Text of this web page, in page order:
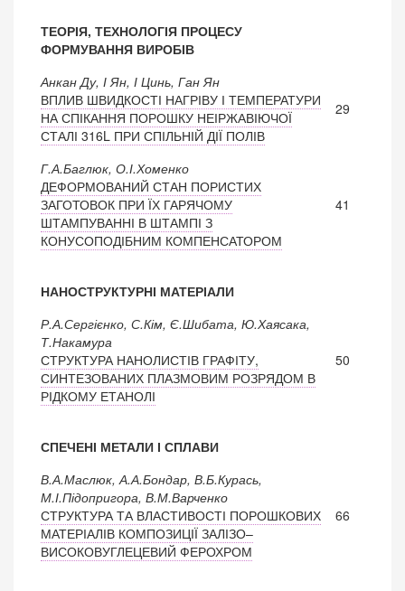
ТЕОРІЯ, ТЕХНОЛОГІЯ ПРОЦЕСУ
ФОРМУВАННЯ ВИРОБІВ
Анкан Ду, І Ян, І Цинь, Ган Ян
ВПЛИВ ШВИДКОСТІ НАГРІВУ І ТЕМПЕРАТУРИ
НА СПІКАННЯ ПОРОШКУ НЕІРЖАВІЮЧОЇ
СТАЛІ 316L ПРИ СПІЛЬНІЙ ДІЇ ПОЛІВ
29
Г.А.Баглюк, О.І.Хоменко
ДЕФОРМОВАНИЙ СТАН ПОРИСТИХ
ЗАГОТОВОК ПРИ ЇХ ГАРЯЧОМУ
ШТАМПУВАННІ В ШТАМПІ З
КОНУСОПОДІБНИМ КОМПЕНСАТОРОМ
41
НАНОСТРУКТУРНІ МАТЕРІАЛИ
Р.А.Сергієнко, С.Кім, Є.Шибата, Ю.Хаясака,
Т.Накамура
СТРУКТУРА НАНОЛИСТІВ ГРАФІТУ,
СИНТЕЗОВАНИХ ПЛАЗМОВИМ РОЗРЯДОМ В
РІДКОМУ ЕТАНОЛІ
50
СПЕЧЕНІ МЕТАЛИ І СПЛАВИ
В.А.Маслюк, А.А.Бондар, В.Б.Курась,
М.І.Підопригора, В.М.Варченко
СТРУКТУРА ТА ВЛАСТИВОСТІ ПОРОШКОВИХ
МАТЕРІАЛІВ КОМПОЗИЦІЇ ЗАЛІЗО–
ВИСОКОВУГЛЕЦЕВИЙ ФЕРОХРОМ
66